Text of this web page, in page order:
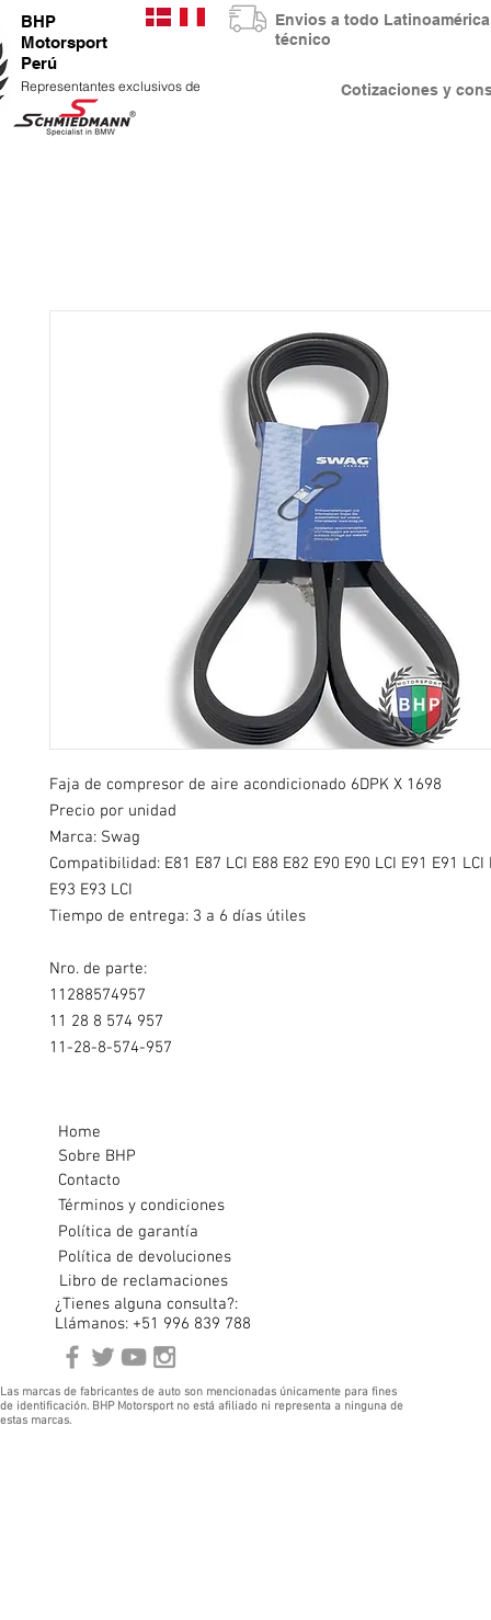
BHP
Motorsport
Perú
Representantes exclusivos de Cotizaciones y
Envios a todo
técnico
Faja de compresor de aire acondicionado 6DPK X 1698
Precio por unidad
Marca: Swag
Compatibilidad: E81 E87 LCI E88 E82 E90 E90 LCI E91 E91 LCI
E93 E93 LCI
Tiempo de entrega: 3 a 6 días útiles
Nro. de parte:
11288574957
11 28 8 574 957
11-28-8-574-957
Home
Sobre BHP
Contacto
Términos y condiciones
Política de garantía
Política de devoluciones
Libro de reclamaciones
¿Tienes alguna consulta?:
Llámanos: +51 996 839 788
Las marcas de fabricantes de auto son mencionadas únicamente para fines
de identificación. BHP Motorsport no está afiliado ni representa a ninguna de
estas marcas.